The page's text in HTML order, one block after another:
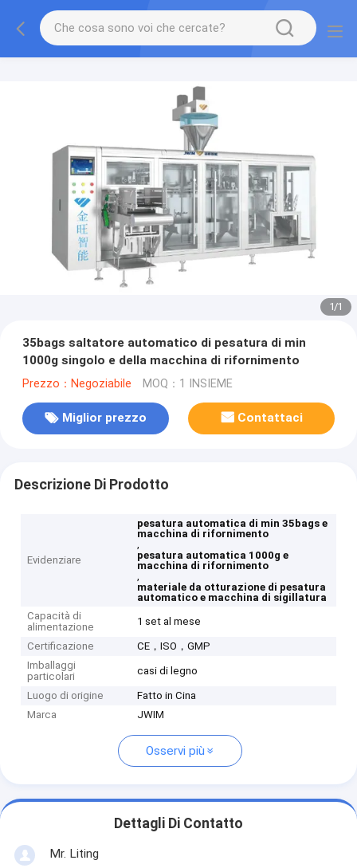
1/1
35bags saltatore automatico di pesatura di min
1000g singolo e della macchina di rifornimento
Prezzo：Negoziabile MOQ：1 INSIEME
Miglior prezzo Contattaci
Descrizione Di Prodotto
Evidenziare
pesatura automatica di min 35bags e
macchina di rifornimento
,
pesatura automatica 1000g e
macchina di rifornimento
,
materiale da otturazione di pesatura
automatico e macchina di sigillatura
Capacità di
alimentazione
1 set al mese
Certificazione
CE，ISO，GMP
Imballaggi
particolari
casi di legno
Luogo di origine
Fatto in Cina
Marca
JWIM
Osservi più
Dettagli Di Contatto
Mr. Liting